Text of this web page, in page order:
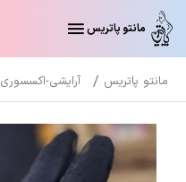
مانتو پاتریس
مانتو پاتریس آرایشی-اکسسوری